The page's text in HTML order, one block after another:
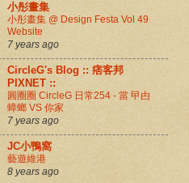
小彤畫集
小彤畫集 @ Design Festa Vol 49
Website
7 years ago
CircleG's Blog :: 痞客邦
PIXNET ::
圓圈圈 CircleG 日常254 - 當 曱甴
蟑螂 VS 你家
7 years ago
JC小鴨窩
藝遊維港
8 years ago